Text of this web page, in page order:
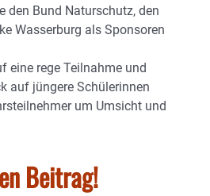
den Bund Naturschutz, den
Wasserburg als Sponsoren
eine rege Teilnahme und
auf jüngere Schülerinnen
um Umsicht und
Beitrag!